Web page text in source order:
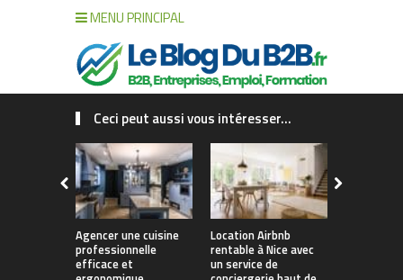
MENU PRINCIPAL
Ceci peut aussi vous intéresser...
Agencer une cuisine
professionnelle
efficace et
Location Airbnb
rentable à Nice avec
un service de